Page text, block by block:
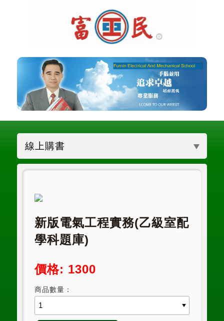
線上購書
新版電氣工程實務(乙級室配
學科題庫)
價格: 1300
商品數量：